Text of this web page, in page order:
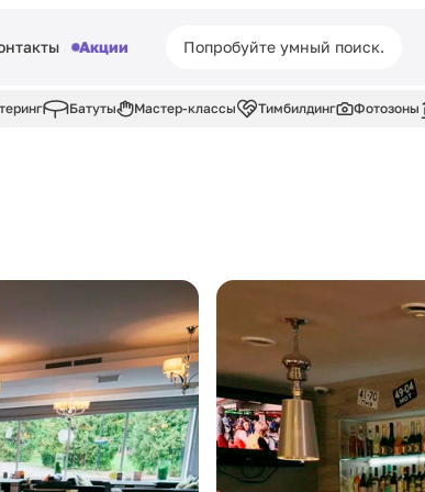
Акции
Батуты Мастер-классы Тимбилдинг Фотозоны